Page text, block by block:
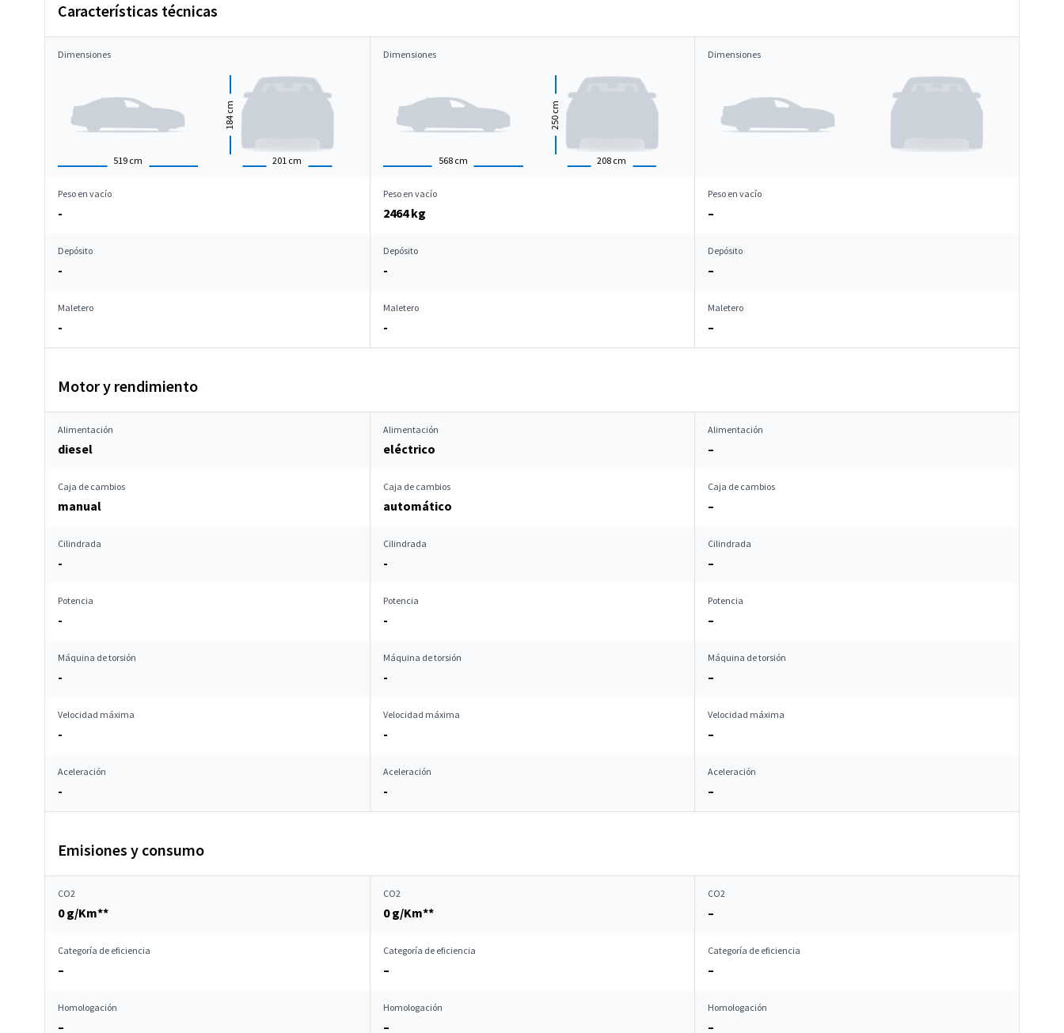
Características técnicas
Dimensiones
519 cm 201 cm
184
cm
Dimensiones
568 cm 208 cm
250
cm
Dimensiones
Peso en vacío
-
Peso en vacío
2464 kg
Peso en vacío
–
Depósito
-
Depósito
-
Depósito
–
Maletero
-
Maletero
-
Maletero
–
Motor y rendimiento
Alimentación
diesel
Alimentación
eléctrico
Alimentación
–
Caja de cambios
manual
Caja de cambios
automático
Caja de cambios
–
Cilindrada
-
Cilindrada
-
Cilindrada
–
Potencia
-
Potencia
-
Potencia
–
Máquina de torsión
-
Máquina de torsión
-
Máquina de torsión
–
Velocidad máxima
-
Velocidad máxima
-
Velocidad máxima
–
Aceleración
-
Aceleración
-
Aceleración
–
Emisiones y consumo
CO2
0 g/Km**
CO2
0 g/Km**
CO2
–
Categoría de eficiencia
–
Categoría de eficiencia
–
Categoría de eficiencia
–
Homologación
–
Homologación
–
Homologación
–